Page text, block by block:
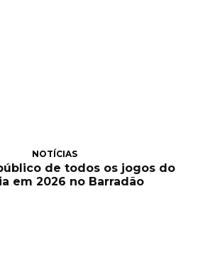
NOTÍCIAS
de todos os jogos do
em 2026 no Barradão